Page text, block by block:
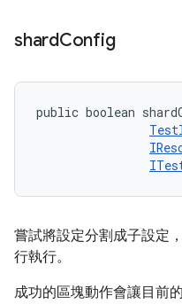
shardConfig
public boolean
嘗試將設定分割成子設定
行執行。
成功的區塊動作會讓目前